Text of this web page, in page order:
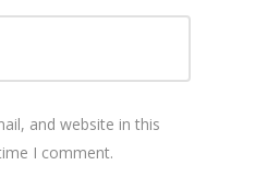
and website in this
I comment.